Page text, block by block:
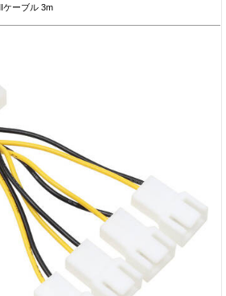
ケーブル 3m